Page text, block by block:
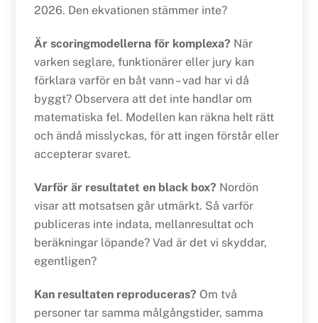
2026. Den ekvationen stämmer inte?
Är scoringmodellerna för komplexa? När
varken seglare, funktionärer eller jury kan
förklara varför en båt vann – vad har vi då
byggt? Observera att det inte handlar om
matematiska fel. Modellen kan räkna helt rätt
och ändå misslyckas, för att ingen förstår eller
accepterar svaret.
Varför är resultatet en black box? Nordön
visar att motsatsen går utmärkt. Så varför
publiceras inte indata, mellanresultat och
beräkningar löpande? Vad är det vi skyddar,
egentligen?
Kan resultaten reproduceras? Om två
personer tar samma målgångstider, samma